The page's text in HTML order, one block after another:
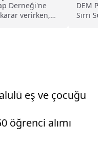
Derneği'ne
verirken,
DEM
Sırrı
eş ve çocuğu
öğrenci alımı